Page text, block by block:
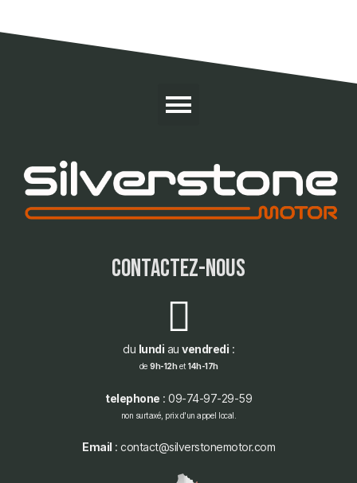
contactez-nous
du lundi au vendredi :
de 9h-12het 14h-17h
telephone : 09-74-97-29-59
non surtaxé, prix d'un appel local.
Email : contact@silverstonemotor.com